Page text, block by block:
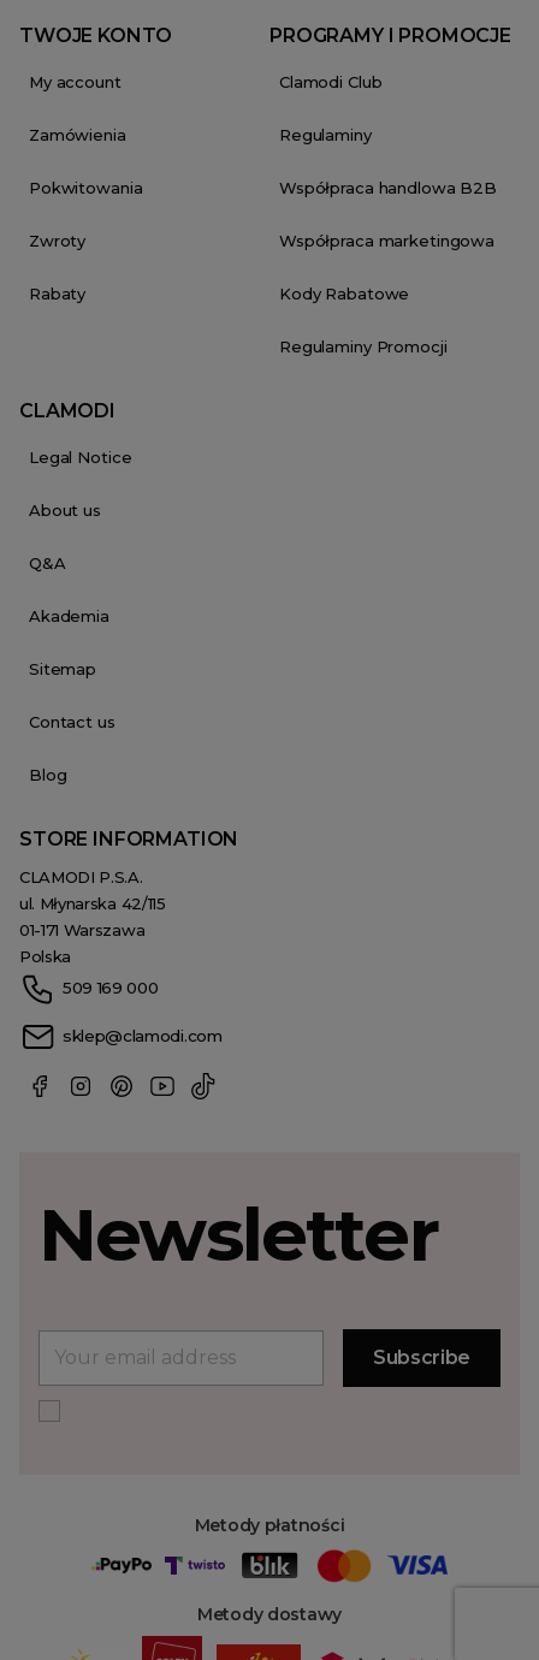
TWOJE KONTO
My account
Zamówienia
Pokwitowania
Zwroty
Rabaty
PROGRAMY I PROMOCJE
Clamodi Club
Regulaminy
Współpraca handlowa B2B
Współpraca marketingowa
Kody Rabatowe
Regulaminy Promocji
CLAMODI
Legal Notice
About us
Q&A
Akademia
Sitemap
Contact us
Blog
STORE INFORMATION
CLAMODI P.S.A.
ul. Młynarska 42/115
01-171 Warszawa
Polska
509 169 000
sklep@clamodi.com
Metody płatności
Metody dostawy
Newsletter